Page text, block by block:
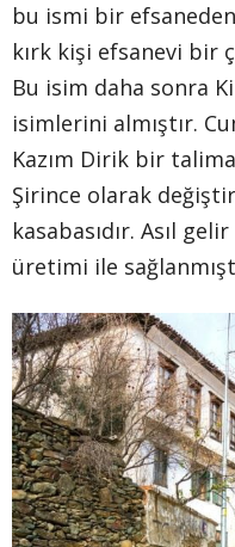
bu ismi bir
kırk kişi efsanevi bir
Bu isim daha sonra
isimlerini almıştır.
Kazım Dirik bir
Şirince olarak
kasabasıdır. Asıl
üretimi ile